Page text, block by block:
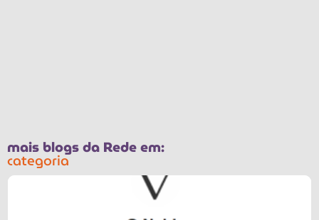
mais blogs da Rede em:
categoria